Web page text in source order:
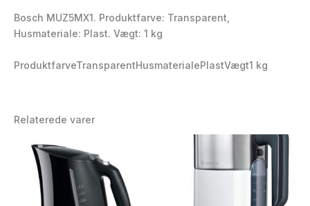
Bosch MUZ5MX1. Produktfarve: Transparent,
Husmateriale: Plast. Vægt: 1 kg
ProduktfarveTransparentHusmaterialePlastVægt1 kg
Relaterede varer